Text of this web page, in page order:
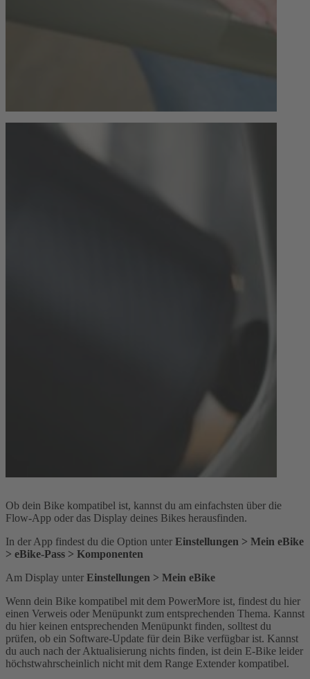
Ob dein Bike kompatibel ist, kannst du am einfachsten über die
Flow-App oder das Display deines Bikes herausfinden.
In der App findest du die Option unter Einstellungen > Mein eBike
> eBike-Pass > Komponenten
Am Display unter Einstellungen > Mein eBike
Wenn dein Bike kompatibel mit dem PowerMore ist, findest du hier
einen Verweis oder Menüpunkt zum entsprechenden Thema. Kannst
du hier keinen entsprechenden Menüpunkt finden, solltest du
prüfen, ob ein Software-Update für dein Bike verfügbar ist. Kannst
du auch nach der Aktualisierung nichts finden, ist dein E-Bike leider
höchstwahrscheinlich nicht mit dem Range Extender kompatibel.